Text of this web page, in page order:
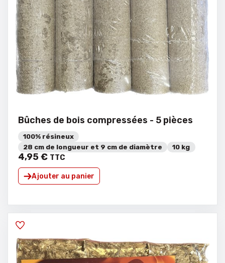
Bûches de bois compressées - 5 pièces
100% résineux
28 cm de longueur et 9 cm de diamètre
10 kg
4,95€ TTC
Ajouter au panier